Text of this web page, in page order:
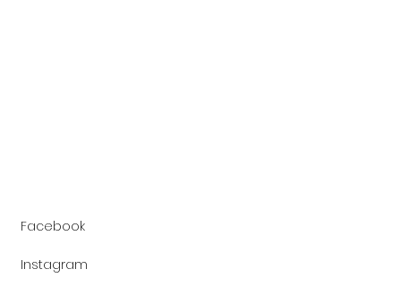
Facebook
Instagram